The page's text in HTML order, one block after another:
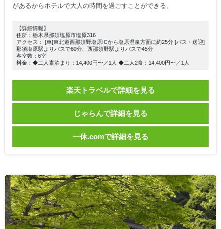
があるからホテルで大人の時間を過ごすことができる。
【詳細情報】
住所：栃木県那須塩原市塩原316
アクセス： [車]東北道西那須野塩原ICから塩原温泉方面に約25分 [バス・送迎]
那須塩原駅よりバスで60分、西那須野駅よりバスで45分
客室数：6室
料金：◆二人素泊まり：14,400円〜／1人 ◆二人2食：14,400円〜／1人
楽天トラベルで詳細を見る
じゃらんで詳細を見る
一休.comで詳細を見る